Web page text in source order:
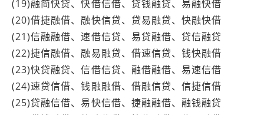
(19)融简快贷、快借信借、贷钱融贷、易融快借
(20)借捷融借、融快信贷、贷易融贷、快融快借
(21)信融融借、速借信贷、易贷融借、贷信融贷
(22)捷信融借、融易融贷、借速信贷、钱快融借
(23)快贷融贷、信借信贷、融借融借、易速信借
(24)速贷信借、钱融融借、借融信贷、信捷信借
(25)贷融信借、易快信借、捷融融借、融钱融贷